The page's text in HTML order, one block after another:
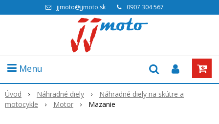
jjmoto@jjmoto.sk 0907 304 567
Menu
Úvod Náhradné diely
Náhradné diely na skútre a
motocykle
Motor Mazanie